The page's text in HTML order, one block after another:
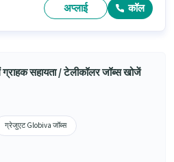
अप्लाई कॉल
सहायता / टेलीकॉलर जॉब्स खोजें
ग्रेजुएट Globiva जॉब्स